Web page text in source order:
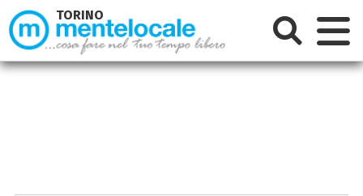
TORINO